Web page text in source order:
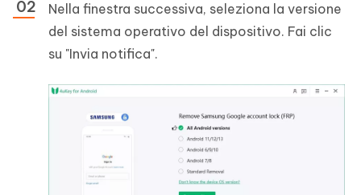
Nella finestra successiva, seleziona la versione
del sistema operativo del dispositivo. Fai clic
su "Invia notifica".